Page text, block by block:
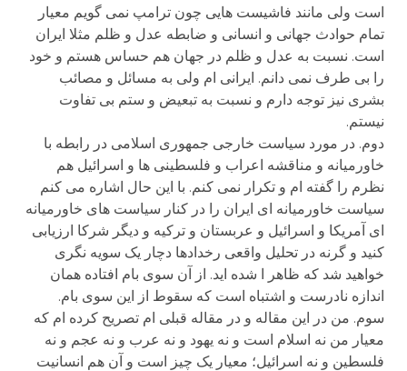
است ولی مانند فاشیست هایی چون ترامپ نمی گویم معیار
تمام حوادث جهانی و انسانی و ضابطه عدل و ظلم مثلا ایران
است. نسبت به عدل و ظلم در جهان هم حساس هستم و خود
را بی طرف نمی دانم. ایرانی ام ولی به مسائل و مصائب
بشری نیز توجه دارم و نسبت به تبعیض و ستم بی تفاوت
نیستم.
دوم. در مورد سیاست خارجی جمهوری اسلامی در رابطه با
خاورمیانه و مناقشه اعراب و فلسطینی ها و اسرائیل هم
نظرم را گفته ام و تکرار نمی کنم. با این حال اشاره می کنم
سیاست خاورمیانه ای ایران را در کنار سیاست های خاورمیانه
ای آمریکا و اسرائیل و عربستان و ترکیه و دیگر شرکا ارزیابی
کنید و گرنه در تحلیل واقعی رخدادها دچار یک سویه نگری
خواهید شد که ظاهر ا شده اید. از آن سوی بام افتاده همان
اندازه نادرست و اشتباه است که سقوط از این سوی بام.
سوم. من در این مقاله و در مقاله قبلی ام تصریح کرده ام که
معیار من نه اسلام است و نه یهود و نه عرب و نه عجم و نه
فلسطین و نه اسرائیل؛ معیار یک چیز است و آن هم انسانیت